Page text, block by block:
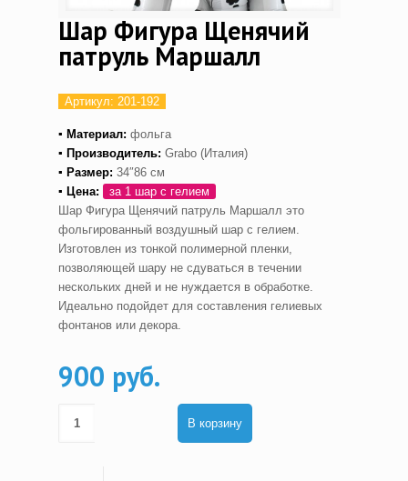
Шар Фигура Щенячий
патруль Маршалл
Артикул: 201-192
▪ Материал: фольга
▪ Производитель: Grabo (Италия)
▪ Размер: 34″86 см
▪ Цена:
за 1 шар с гелием
Шар Фигура Щенячий патруль Маршалл это
фольгированный воздушный шар с гелием.
Изготовлен из тонкой полимерной пленки,
позволяющей шару не сдуваться в течении
нескольких дней и не нуждается в обработке.
Идеально подойдет для составления гелиевых
фонтанов или декора.
900 руб.
В корзину